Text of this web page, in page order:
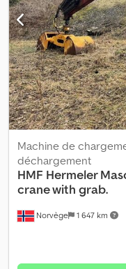
systèmes de
l’exportation à l’échelle
conseils professionnels
Herentals Belgique
Norvège 1 647 km
Machine de
déchargement
HMF Hermeler
crane with grab.